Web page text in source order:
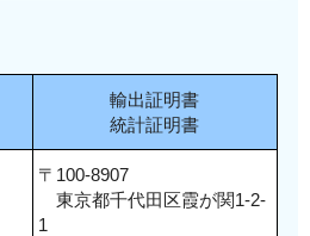
輸出証明書
統計証明書
〒100-8907
東京都千代田区霞が関1-2-
1